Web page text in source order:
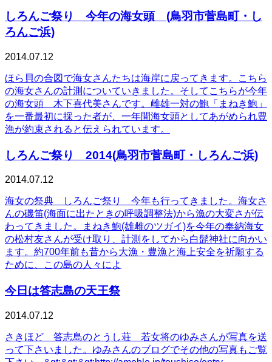
しろんご祭り 今年の海女頭 (鳥羽市菅島町・し
ろんご浜)
2014.07.12
ほら貝の合図で海女さんたちは海岸に戻ってきます。こちら
の海女さんの計測についていきました。そしてこちらが今年
の海女頭 木下喜代美さんです。雌雄一対の鮑「まねき鮑」
を一番最初に採った者が、一年間海女頭としてあがめられ豊
漁が約束されると伝えられています。
しろんご祭り 2014(鳥羽市菅島町・しろんご浜)
2014.07.12
海女の祭典 しろんご祭り 今年も行ってきました。海女さ
んの磯笛(海面に出たときの呼吸調整法)から漁の大変さが伝
わってきました。まねき鮑(雄雌のツガイ)を今年の奉納海女
の松村友さんが受け取り、計測をしてから白髭神社に向かい
ます。約700年前も昔から大漁・豊漁と海上安全を祈願する
ために、この島の人々によ
今日は答志島の天王祭
2014.07.12
さきほど 答志島のとうし荘 若女将のゆみさんが写真を送
って下さいました。ゆみさんのブログでその他の写真もご覧